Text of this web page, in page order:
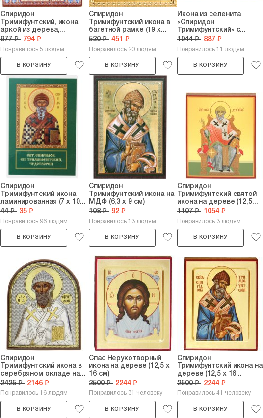
Спиридон
Тримифунтский, икона
аркой из дерева,...
977 ₽ 794 ₽
Понравилось 5 людям
В КОРЗИНУ
Спиридон
Тримифунтский икона в
багетной рамке (19 х...
530 ₽ 451 ₽
Понравилось 20 людям
В КОРЗИНУ
Икона из селенита
«Спиридон
Тримифунтский» с...
1044 ₽ 887 ₽
Понравилось 11 людям
В КОРЗИНУ
Спиридон
Тримифунтский икона
ламинированная (7 х 10...
44 ₽ 35 ₽
Понравилось 96 людям
В КОРЗИНУ
Спиридон
Тримифунтский икона на
МДФ (6,3 х 9 см)
108 ₽ 92 ₽
Понравилось 13 людям
В КОРЗИНУ
Спиридон
Тримифунтский святой
икона на дереве (12,5...
1107 ₽ 1054 ₽
Понравилось 3 людям
В КОРЗИНУ
Спиридон
Тримифунтский икона в
серебряном окладе на...
2425 ₽ 2146 ₽
Понравилось 16 людям
В КОРЗИНУ
Спас Нерукотворный
икона на дереве (12,5 х
16 см)
2500 ₽ 2244 ₽
Понравилось 31 человеку
В КОРЗИНУ
Спиридон
Тримифунтский икона на
дереве (12,5 х 16...
2500 ₽ 2244 ₽
Понравилось 41 человеку
В КОРЗИНУ